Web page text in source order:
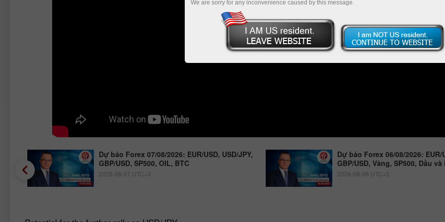
Dự báo Forex 07/08/2026: EUR/USD, USD/JPY,
GBP/USD, SP500, OIL, BTC
2026-08-07 UTC+3
Dự báo Forex 06/08/2026: EUR/
GBP/USD, Vàng, SP500, Dầu
2026-08-06 UTC+3
We are sorry for any inconvenience caused by this message.